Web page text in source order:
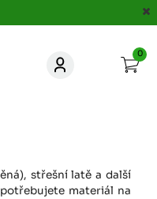
střešní latě a další
materiál na
0